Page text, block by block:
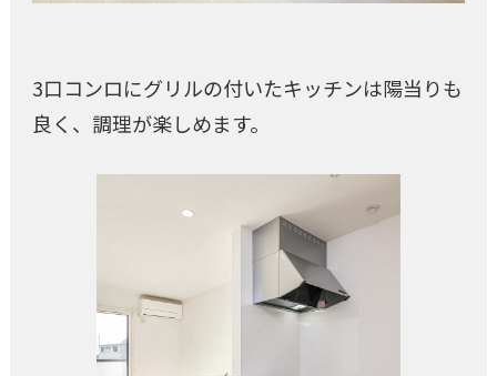
3口コンロにグリルの付いたキッチンは陽当りも
良く、調理が楽しめます。